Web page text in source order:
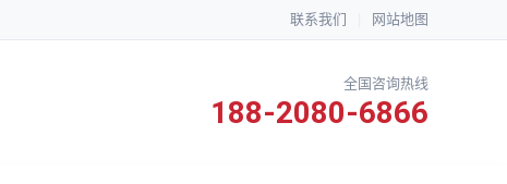
联系我们 网站地图
全国咨询热线
188-2080-6866